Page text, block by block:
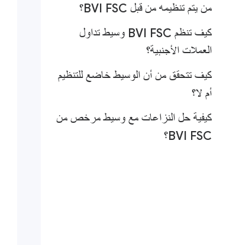
من يتم تنظيمه من قبل BVI FSC؟
كيف تنظم BVI FSC وسيط تداول
العملات الأجنبية؟
كيف تتحقق من أن الوسيط خاضع للتنظيم
أم لا؟
كيفية حل النزاعات مع وسيط مرخص من
BVI FSC؟